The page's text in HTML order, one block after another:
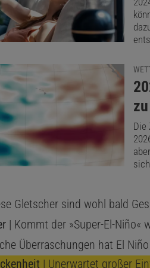
El-Niño-Vorhersage der
Bestätigung eines El Niño
Dazu gehören Warnungen
vor den möglichen
Niño, und was kommt
ist Teil eines globalen
und hat seinen
zeichnen sich die
auf der asiatischen
aus, erklärt Antonietta
:
zu
Die
Gletscher sind wohl bald
| Kommt der »Super-El-Niño«
Überraschungen hat El
| Unerwartet großer